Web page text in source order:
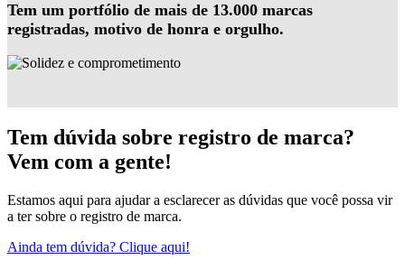
Tem um portfólio de mais de 13.000 marcas
registradas, motivo de honra e orgulho.
Tem dúvida sobre registro de marca?
Vem com a gente!
Estamos aqui para ajudar a esclarecer as dúvidas que você possa vir
a ter sobre o registro de marca.
Ainda tem dúvida? Clique aqui!